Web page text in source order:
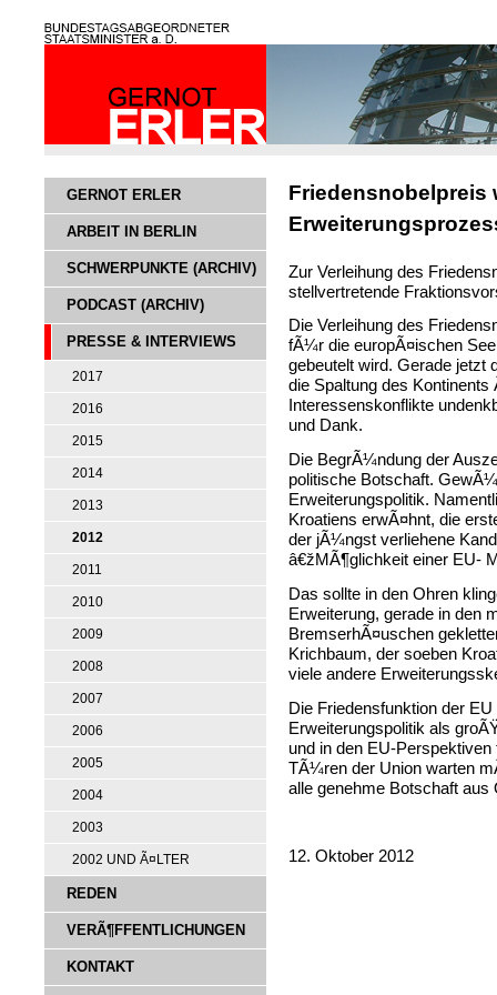
GERNOT ERLER
ARBEIT IN BERLIN
SCHWERPUNKTE (ARCHIV)
PODCAST (ARCHIV)
PRESSE & INTERVIEWS
2017
2016
2015
2014
2013
2012
2011
2010
2009
2008
2007
2006
2005
2004
2003
2002 UND Ã¤LTER
REDEN
VERÃ¶FFENTLICHUNGEN
KONTAKT
Zur Verleihung des
stellvertretende
Die Verleihung des
fÃ¼r die europÃ¤ischen
gebeutelt wird. Gerade jetzt
die Spaltung des
Interessenskonflikte
und Dank.
Die BegrÃ¼ndung der
politische Botschaft.
Erweiterungspolitik.
Kroatiens erwÃ¤hnt, die
der jÃ¼ngst verliehene
â€žMÃ¶glichkeit einer EU-
Das sollte in den Ohren
Erweiterung, gerade in den
BremserhÃ¤uschen
Krichbaum, der soeben
viele andere
Die Friedensfunktion der
Erweiterungspolitik als
und in den EU-
TÃ¼ren der Union warten
alle genehme Botschaft aus
12. Oktober 2012